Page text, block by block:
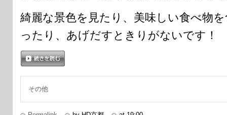
綺麗な景色を見たり、美味しい食べ物
ったり、あげだすときりがないです！
その他